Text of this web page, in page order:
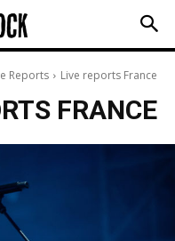
Reports Live reports France
FRANCE